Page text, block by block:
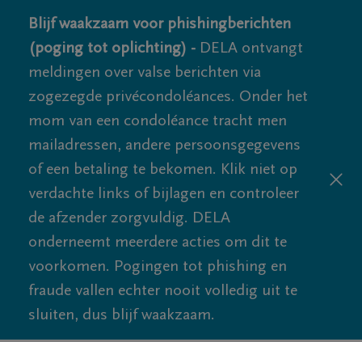
Blijf waakzaam voor phishingberichten
(poging tot oplichting) - DELA ontvangt
meldingen over valse berichten via
zogezegde privécondoléances. Onder het
mom van een condoléance tracht men
mailadressen, andere persoonsgegevens
of een betaling te bekomen. Klik niet op
verdachte links of bijlagen en controleer
de afzender zorgvuldig. DELA
onderneemt meerdere acties om dit te
voorkomen. Pogingen tot phishing en
fraude vallen echter nooit volledig uit te
sluiten, dus blijf waakzaam.